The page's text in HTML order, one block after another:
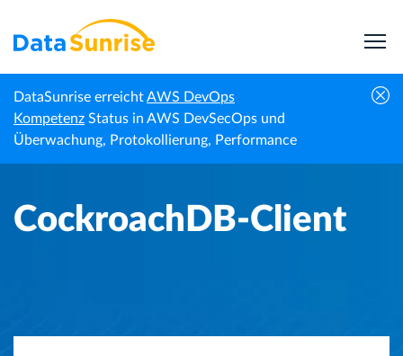
DataSunrise erreichtAWS DevOps
Kompetenz Status in AWS DevSecOps und
Überwachung, Protokollierung, Performance
Startseite Wissenszentrum CockroachDB-Client
CockroachDB-Client